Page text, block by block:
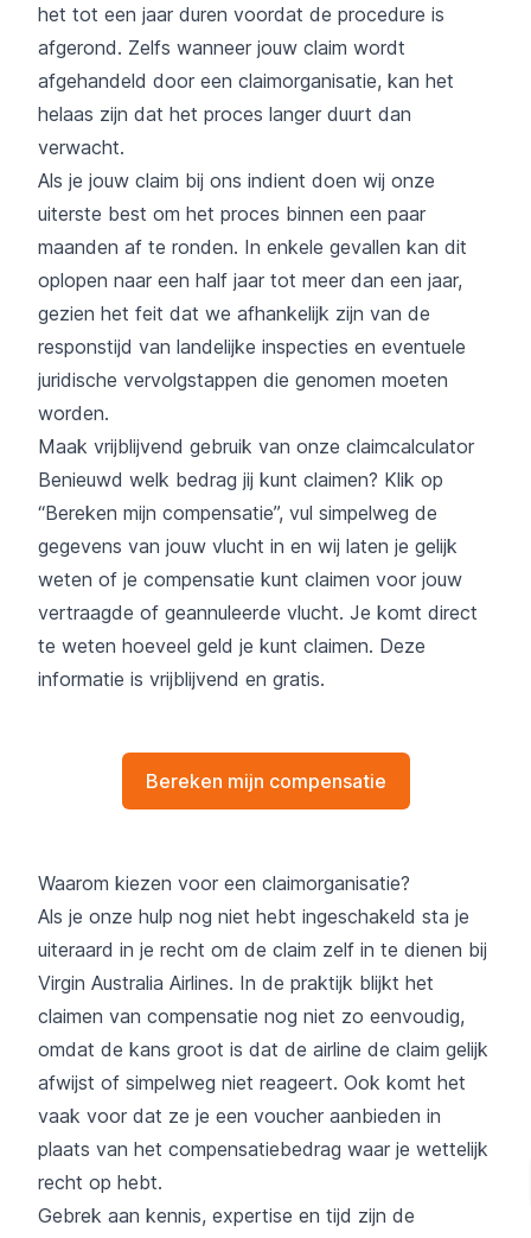
het tot een jaar duren voordat de procedure is
afgerond. Zelfs wanneer jouw claim wordt
afgehandeld door een claimorganisatie, kan het
helaas zijn dat het proces langer duurt dan
verwacht.
Als je jouw claim bij ons indient doen wij onze
uiterste best om het proces binnen een paar
maanden af te ronden. In enkele gevallen kan dit
oplopen naar een half jaar tot meer dan een jaar,
gezien het feit dat we afhankelijk zijn van de
responstijd van landelijke inspecties en eventuele
juridische vervolgstappen die genomen moeten
worden.
Maak vrijblijvend gebruik van onze claimcalculator
Benieuwd welk bedrag jij kunt claimen? Klik op
“Bereken mijn compensatie”, vul simpelweg de
gegevens van jouw vlucht in en wij laten je gelijk
weten of je compensatie kunt claimen voor jouw
vertraagde of geannuleerde vlucht. Je komt direct
te weten hoeveel geld je kunt claimen. Deze
informatie is vrijblijvend en gratis.
Bereken mijn compensatie
Waarom kiezen voor een claimorganisatie?
Als je onze hulp nog niet hebt ingeschakeld sta je
uiteraard in je recht om de claim zelf in te dienen bij
Virgin Australia Airlines. In de praktijk blijkt het
claimen van compensatie nog niet zo eenvoudig,
omdat de kans groot is dat de airline de claim gelijk
afwijst of simpelweg niet reageert. Ook komt het
vaak voor dat ze je een voucher aanbieden in
plaats van het compensatiebedrag waar je wettelijk
recht op hebt.
Gebrek aan kennis, expertise en tijd zijn de